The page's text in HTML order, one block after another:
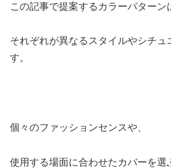
この記事で提案するカラーパターン
それぞれが異なるスタイルやシチュ
す。
個々のファッションセンスや、
使用する場面に合わせたカバーを選